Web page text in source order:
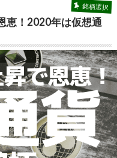
銘柄選択
恵！2020年は仮想通